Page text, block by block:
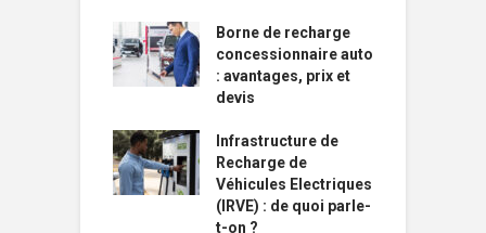
Borne de recharge
concessionnaire auto
: avantages, prix et
devis
Infrastructure de
Recharge de
Véhicules Electriques
(IRVE) : de quoi parle-
t-on ?